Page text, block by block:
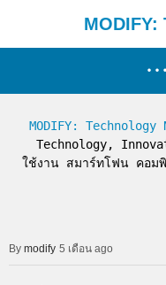
MODIFY:
MODIFY: Technology
ใช้งาน สมาร์ทโฟน คอมพิ
modify 5 เดือน ago